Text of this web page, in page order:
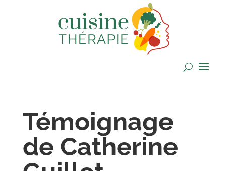
Témoignage
de Catherine